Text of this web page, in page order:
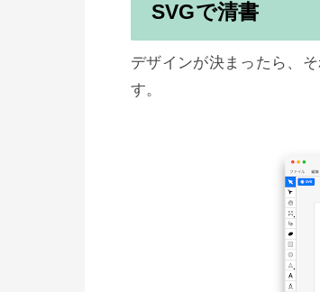
SVGで清書
デザインが決まったら、
す。